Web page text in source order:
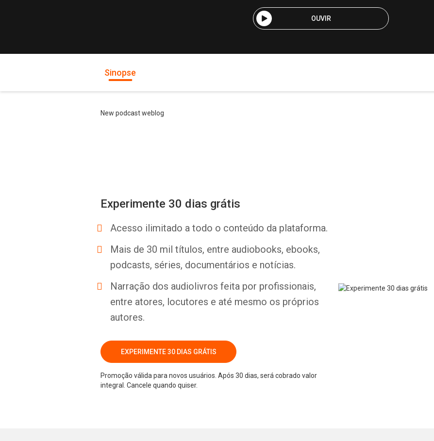
OUVIR
Sinopse
New podcast weblog
Experimente 30 dias grátis
Acesso ilimitado a todo o conteúdo da plataforma.
Mais de 30 mil títulos, entre audiobooks, ebooks,
podcasts, séries, documentários e notícias.
Narração dos audiolivros feita por profissionais,
entre atores, locutores e até mesmo os próprios
autores.
EXPERIMENTE 30 DIAS GRÁTIS
Promoção válida para novos usuários. Após 30 dias, será cobrado valor
integral. Cancele quando quiser.